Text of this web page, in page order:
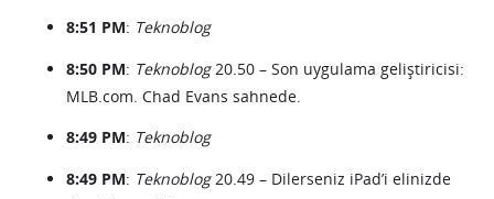
8:51 PM: Teknoblog
8:50 PM: Teknoblog20.50 – Son uygulama geliştiricisi:
MLB.com. Chad Evans sahnede.
8:49 PM: Teknoblog
8:49 PM: Teknoblog20.49 – Dilerseniz iPad’i elinizde